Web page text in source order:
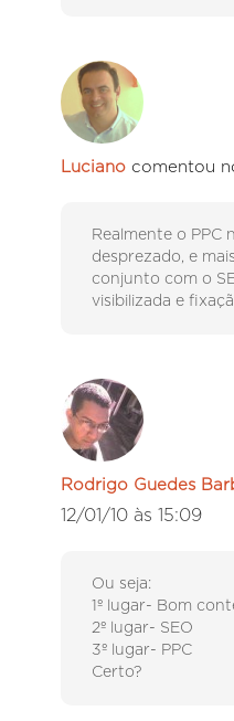
Luciano comentou
Realmente o PPC
desprezado, e
conjunto com o
visibilizada e
Rodrigo Guedes
12/01/10 às 15:09
Ou seja:
1º lugar- Bom
2º lugar- SEO
3º lugar- PPC
Certo?